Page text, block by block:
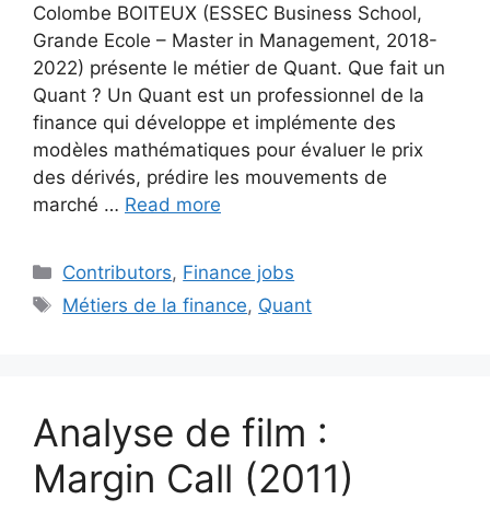
Colombe BOITEUX (ESSEC Business School,
Grande Ecole – Master in Management, 2018-
2022) présente le métier de Quant. Que fait un
Quant ? Un Quant est un professionnel de la
finance qui développe et implémente des
modèles mathématiques pour évaluer le prix
des dérivés, prédire les mouvements de
marché … Read more
Categories
Contributors, Finance jobs
Tags
Métiers de la finance, Quant
Analyse de film :
Margin Call (2011)